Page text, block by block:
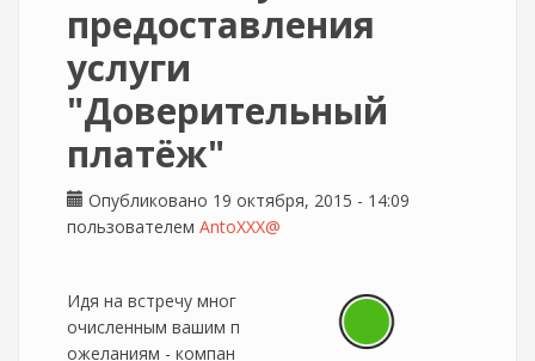
предоставления
услуги
"Доверительный
платёж"
Опубликовано 19 октября, 2015 - 14:09
пользователем AntoXXX@
Идя на встречу мног
очисленным вашим п
ожеланиям - компан